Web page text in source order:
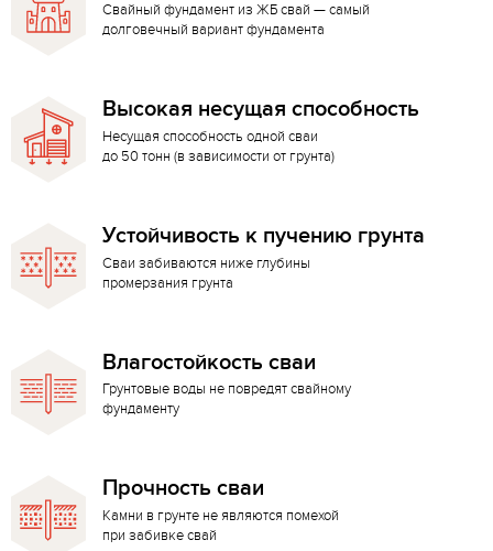
Свайный фундамент из ЖБ свай — самый
долговечный вариант фундамента
Высокая несущая способность
Несущая способность одной сваи
до 50 тонн (в зависимости от грунта)
Устойчивость к пучению грунта
Сваи забиваются ниже глубины
промерзания грунта
Влагостойкость сваи
Грунтовые воды не повредят свайному
фундаменту
Прочность сваи
Камни в грунте не являются помехой
при забивке свай